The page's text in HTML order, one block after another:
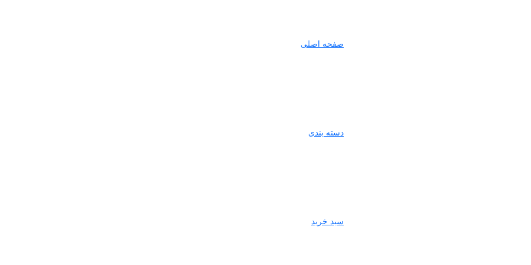
صفحه اصلی
دسته بندی
سبد خرید